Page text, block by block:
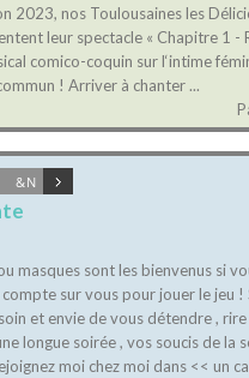
2023, nos Toulousaines les
leur spectacle « Chapitre 1 -
comico-coquin sur l‘intime
! Arriver à chanter ...
masques sont les bienvenus si
sur vous pour jouer le jeu !
et envie de vous détendre , rire
longue soirée , vos soucis de la
moi chez moi dans << un